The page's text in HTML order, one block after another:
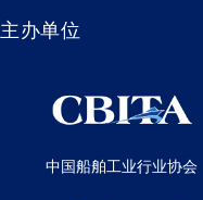
主办单位
中国船舶工业行业协会